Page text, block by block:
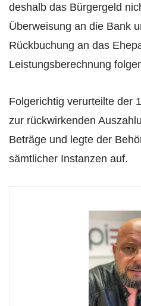
deshalb das Bürgergeld
Überweisung an die Bank
Rückbuchung an das
Leistungsberechnung
Folgerichtig verurteilte der
zur rückwirkenden
Beträge und legte der
sämtlicher Instanzen auf.